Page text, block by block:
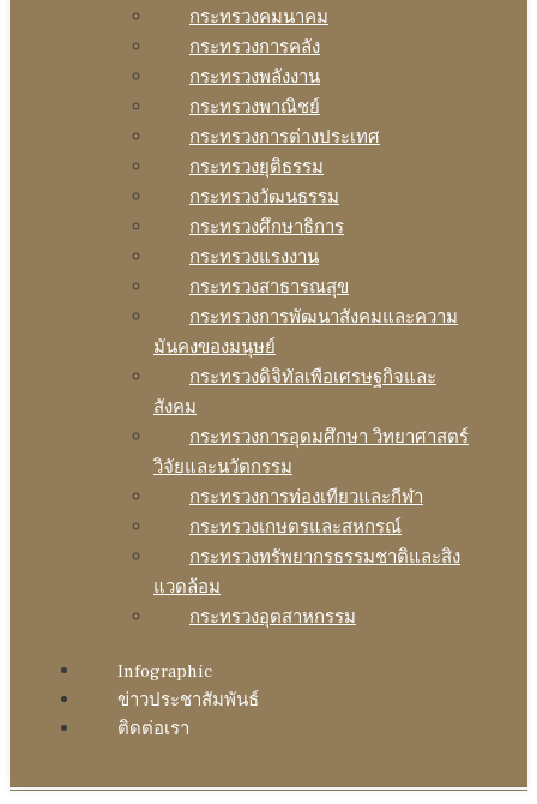
กระทรวงคมนาคม
กระทรวงการคลัง
กระทรวงพลังงาน
กระทรวงพาณิชย์
กระทรวงการต่างประเทศ
กระทรวงยุติธรรม
กระทรวงวัฒนธรรม
กระทรวงศึกษาธิการ
กระทรวงแรงงาน
กระทรวงสาธารณสุข
กระทรวงการพัฒนาสังคมและความ
มันคงของมนุษย์
กระทรวงดิจิทัลเพือเศรษฐกิจและ
สังคม
กระทรวงการอุดมศึกษา วิทยาศาสตร์
วิจัยและนวัตกรรม
กระทรวงการท่องเทียวและกีฬา
กระทรวงเกษตรและสหกรณ์
กระทรวงทรัพยากรธรรมชาติและสิง
แวดล้อม
กระทรวงอุตสาหกรรม
Infographic
ข่าวประชาสัมพันธ์
ติดต่อเรา